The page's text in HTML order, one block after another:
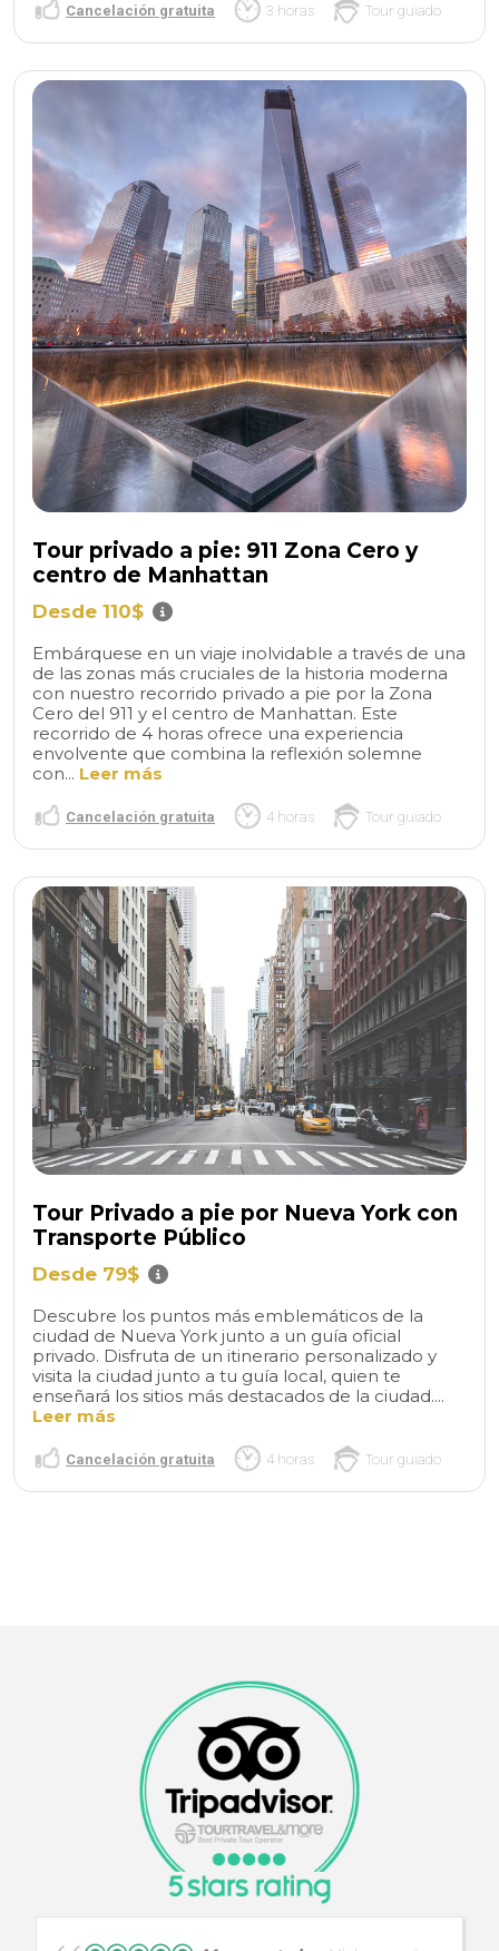
Cancelación gratuita 3 horas Tour guiado
Tour privado a pie: 911 Zona Cero y
centro de Manhattan
Desde 110$
Embárquese en un viaje inolvidable a través de una
de las zonas más cruciales de la historia moderna
con nuestro recorrido privado a pie por la Zona
Cero del 911 y el centro de Manhattan. Este
recorrido de 4 horas ofrece una experiencia
envolvente que combina la reflexión solemne
con... Leer más
Cancelación gratuita 4 horas Tour guiado
Tour Privado a pie por Nueva York con
Transporte Público
Desde 79$
Descubre los puntos más emblemáticos de la
ciudad de Nueva York junto a un guía oficial
privado. Disfruta de un itinerario personalizado y
visita la ciudad junto a tu guía local, quien te
enseñará los sitios más destacados de la ciudad....
Leer más
Cancelación gratuita 4 horas Tour guiado